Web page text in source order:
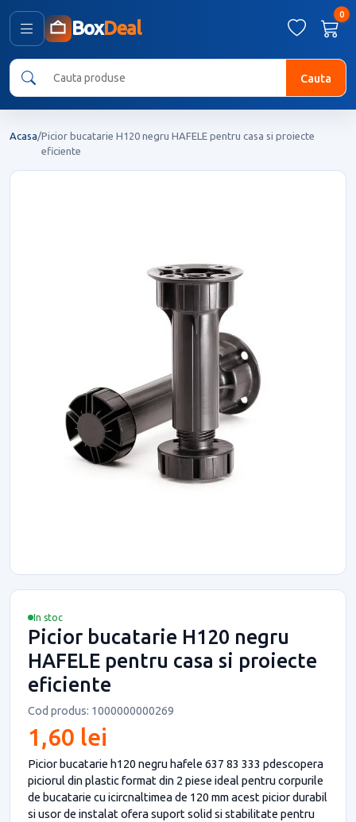
BoxDeal
0
Cauta
Acasa/Picior bucatarie H120 negru HAFELE pentru casa si proiecte
eficiente
In stoc
Picior bucatarie H120 negru
HAFELE pentru casa si proiecte
eficiente
Cod produs: 1000000000269
1,60 lei
Picior bucatarie h120 negru hafele 637 83 333 pdescopera
piciorul din plastic format din 2 piese ideal pentru corpurile
de bucatarie cu icircnaltimea de 120 mm acest picior durabil
si usor de instalat ofera suport solid si stabilitate pentru